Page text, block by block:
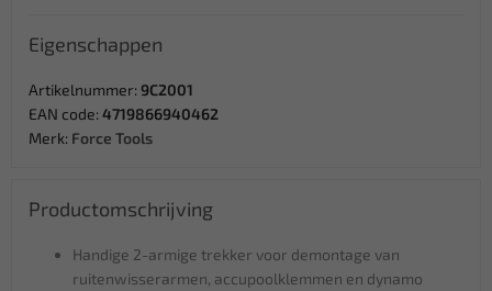
Eigenschappen
Artikelnummer: 9C2001
EAN code: 4719866940462
Merk: Force Tools
Productomschrijving
Handige 2-armige trekker voor demontage van
ruitenwisserarmen, accupoolklemmen en dynamo